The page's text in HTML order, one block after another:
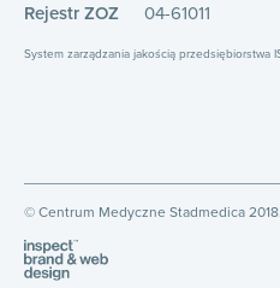
Rejestr ZOZ
04-61011
System zarządzania jakością przedsiębiorstwa
© Centrum Medyczne Stadmedica